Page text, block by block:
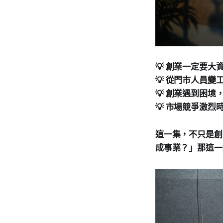
💡 創業一定要大
💡 從門市人員變
💡 創業遇到困境
💡 市場競爭激烈
這一集，不只是
成事業？」那這